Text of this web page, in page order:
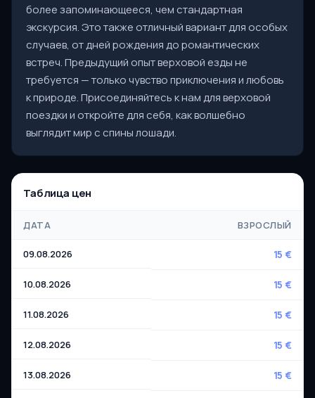
более запоминающееся, чем стандартная
экскурсия. Это также отличный вариант для особых
случаев, от дней рождения до романтических
встреч. Предыдущий опыт верховой езды не
требуется — только чувство приключения и любовь
к природе. Присоединяйтесь к нам для верховой
поездки и откройте для себя, как волшебно
выглядит мир с спины лошади.
Таблица цен
ДАТА ВЗРОСЛЫЙ
09.08.2026 15 €
10.08.2026 15 €
11.08.2026 15 €
12.08.2026 15 €
13.08.2026 15 €